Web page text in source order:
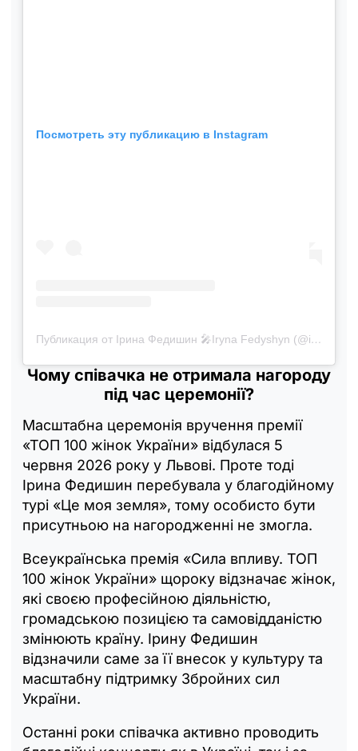
Посмотреть эту публикацию в Instagram
Публикация от Ірина Федишин 🎤Iryna Fedyshyn (@irynafedyshyn)
Чому співачка не отримала нагороду
під час церемонії?
Масштабна церемонія вручення премії
«ТОП 100 жінок України» відбулася 5
червня 2026 року у Львові. Проте тоді
Ірина Федишин перебувала у благодійному
турі «Це моя земля», тому особисто бути
присутньою на нагородженні не змогла.
Всеукраїнська премія «Сила впливу. ТОП
100 жінок України» щороку відзначає жінок,
які своєю професійною діяльністю,
громадською позицією та самовідданістю
змінюють країну. Ірину Федишин
відзначили саме за її внесок у культуру та
масштабну підтримку Збройних сил
України.
Останні роки співачка активно проводить